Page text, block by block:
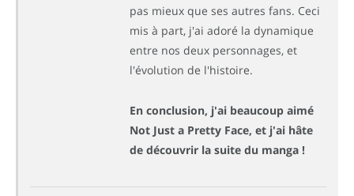
pas mieux que ses autres fans. Ceci
mis à part, j'ai adoré la dynamique
entre nos deux personnages, et
l'évolution de l'histoire.
En conclusion, j'ai beaucoup aimé
Not Just a Pretty Face, et j'ai hâte
de découvrir la suite du manga !